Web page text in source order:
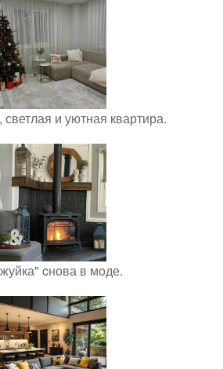
и уютная квартира.
cнова в моде.